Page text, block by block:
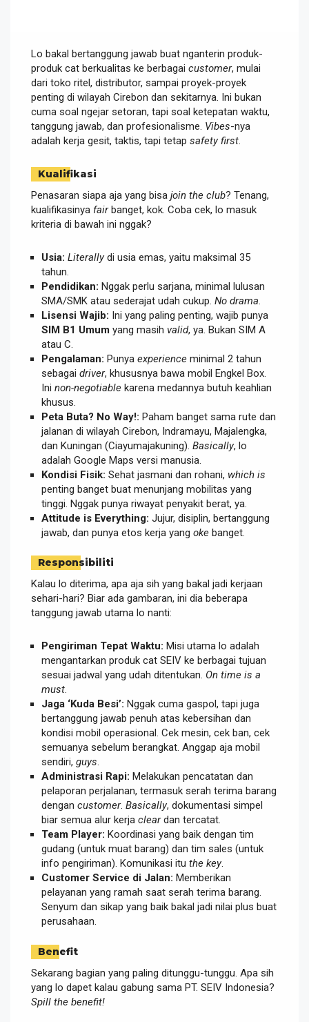
Lo bakal bertanggung jawab buat nganterin produk-
produk cat berkualitas ke berbagai customer, mulai
dari toko ritel, distributor, sampai proyek-proyek
penting di wilayah Cirebon dan sekitarnya. Ini bukan
cuma soal ngejar setoran, tapi soal ketepatan waktu,
tanggung jawab, dan profesionalisme. Vibes-nya
adalah kerja gesit, taktis, tapi tetap safety first
Kualifikasi
Penasaran siapa aja yang bisa join the club? Tenang,
kualifikasinya fairbanget, kok. Coba cek, lo masuk
kriteria di bawah ini nggak?
Usia: Literallydi usia emas, yaitu maksimal 35
tahun.
Pendidikan: Nggak perlu sarjana, minimal lulusan
SMA/SMK atau sederajat udah cukup. No drama
Lisensi Wajib: Ini yang paling penting, wajib punya
SIM B1 Umum yang masih valid, ya. Bukan SIM A
atau C.
Pengalaman: Punya experience minimal 2 tahun
sebagai driver, khususnya bawa mobil Engkel Box.
Ini non-negotiable karena medannya butuh keahlian
khusus.
Peta Buta? No Way!: Paham banget sama rute dan
jalanan di wilayah Cirebon, Indramayu, Majalengka,
dan Kuningan (Ciayumajakuning). Basically, lo
adalah Google Maps versi manusia.
Kondisi Fisik: Sehat jasmani dan rohani, which is
penting banget buat menunjang mobilitas yang
tinggi. Nggak punya riwayat penyakit berat, ya.
Attitude is Everything: Jujur, disiplin, bertanggung
jawab, dan punya etos kerja yang oke banget.
Responsibiliti
Kalau lo diterima, apa aja sih yang bakal jadi kerjaan
sehari-hari? Biar ada gambaran, ini dia beberapa
tanggung jawab utama lo nanti:
Pengiriman Tepat Waktu: Misi utama lo adalah
mengantarkan produk cat SEIV ke berbagai tujuan
sesuai jadwal yang udah ditentukan. On time is a
must.
Jaga ‘Kuda Besi’: Nggak cuma gaspol, tapi juga
bertanggung jawab penuh atas kebersihan dan
kondisi mobil operasional. Cek mesin, cek ban, cek
semuanya sebelum berangkat. Anggap aja mobil
sendiri, guys.
Administrasi Rapi: Melakukan pencatatan dan
pelaporan perjalanan, termasuk serah terima barang
dengan customer. Basically, dokumentasi simpel
biar semua alur kerja cleardan tercatat.
Team Player: Koordinasi yang baik dengan tim
gudang (untuk muat barang) dan tim sales (untuk
info pengiriman). Komunikasi itu the key.
Customer Service di Jalan: Memberikan
pelayanan yang ramah saat serah terima barang.
Senyum dan sikap yang baik bakal jadi nilai plus buat
perusahaan.
Benefit
Sekarang bagian yang paling ditunggu-tunggu. Apa sih
yang lo dapet kalau gabung sama PT. SEIV Indonesia?
Spill the benefit!